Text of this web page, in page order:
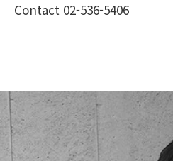
Contact 02-536-5406